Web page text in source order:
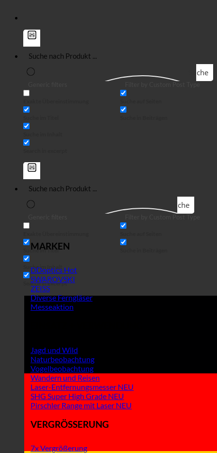
Suche
Suche
Suche im Titel
Suche im Inhalt
Search in excerpt
MARKEN
DDoptics
SWAROVSKI
ZEISS
Diverse Ferngläser
Messeaktion
Jagd und Wild
Naturbeobachtung
Vogelbeobachtung
Wandern und Reisen
Laser-Entfernungsmesser
SHG Super High Grade
Pirschler Range mit Laser
VERGRÖSSERUNG
7x Vergrößerung